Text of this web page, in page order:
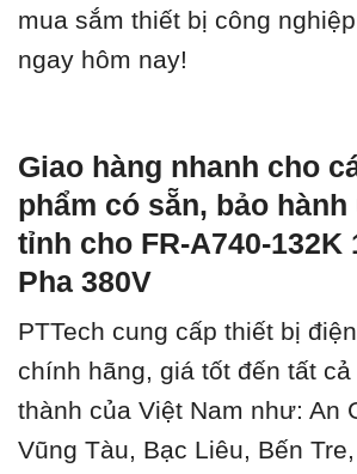
mua sắm thiết bị công
ngay hôm nay!
Giao hàng nhanh cho
phẩm có sẵn, bảo
tỉnh cho FR-A740-132K
Pha 380V
PTTech cung cấp thiết bị
chính hãng, giá tốt đến tất
thành của Việt Nam như: An
Vũng Tàu, Bạc Liêu, Bến